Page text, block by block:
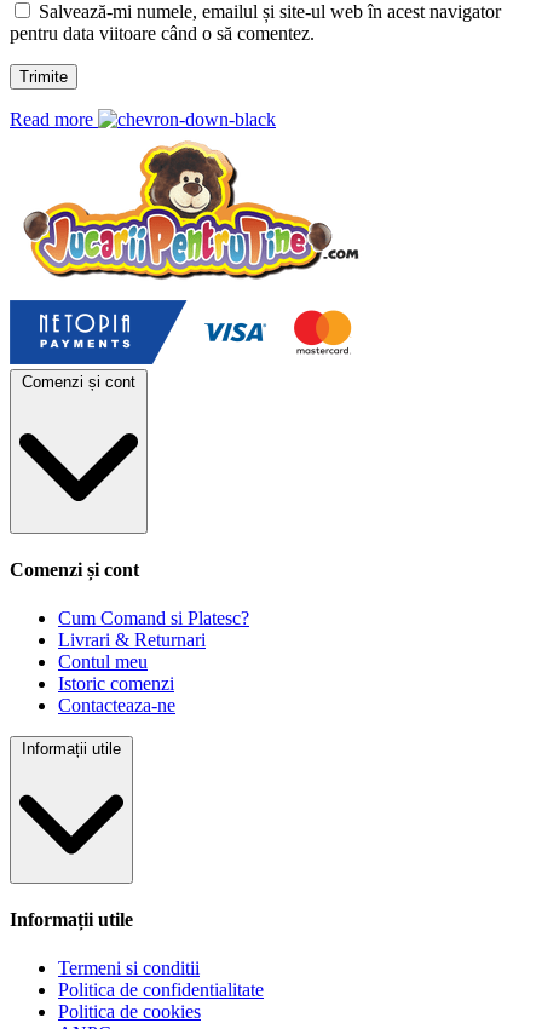
Salvează-mi numele, emailul și site-ul web în acest navigator
pentru data viitoare când o să comentez.
Read more
Comenzi și cont
Comenzi și cont
Cum Comand si Platesc?
Livrari & Returnari
Contul meu
Istoric comenzi
Contacteaza-ne
Informații utile
Informații utile
Termeni si conditii
Politica de confidentialitate
Politica de cookies